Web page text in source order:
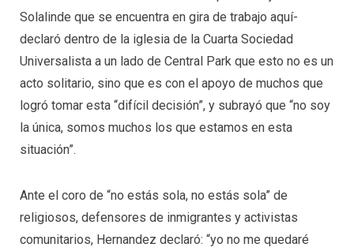
Solalinde que se encuentra en gira de trabajo aquí-
declaró dentro de la iglesia de la Cuarta Sociedad
Universalista a un lado de Central Park que esto no es un
acto solitario, sino que es con el apoyo de muchos que
logró tomar esta “difícil decisión”, y subrayó que “no soy
la única, somos muchos los que estamos en esta
situación”.
Ante el coro de “no estás sola, no estás sola” de
religiosos, defensores de inmigrantes y activistas
comunitarios, Hernandez declaró: “yo no me quedaré